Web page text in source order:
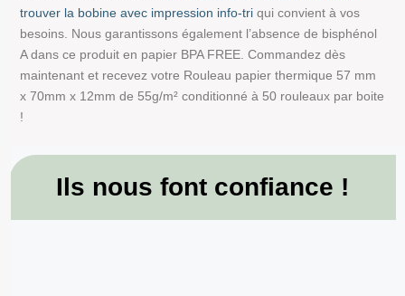
trouver la bobine avec impression info-tri qui convient à vos
besoins. Nous garantissons également l’absence de bisphénol
A dans ce produit en papier BPA FREE. Commandez dès
maintenant et recevez votre Rouleau papier thermique 57 mm
x 70mm x 12mm de 55g/m² conditionné à 50 rouleaux par boite
!
Ils nous font confiance !